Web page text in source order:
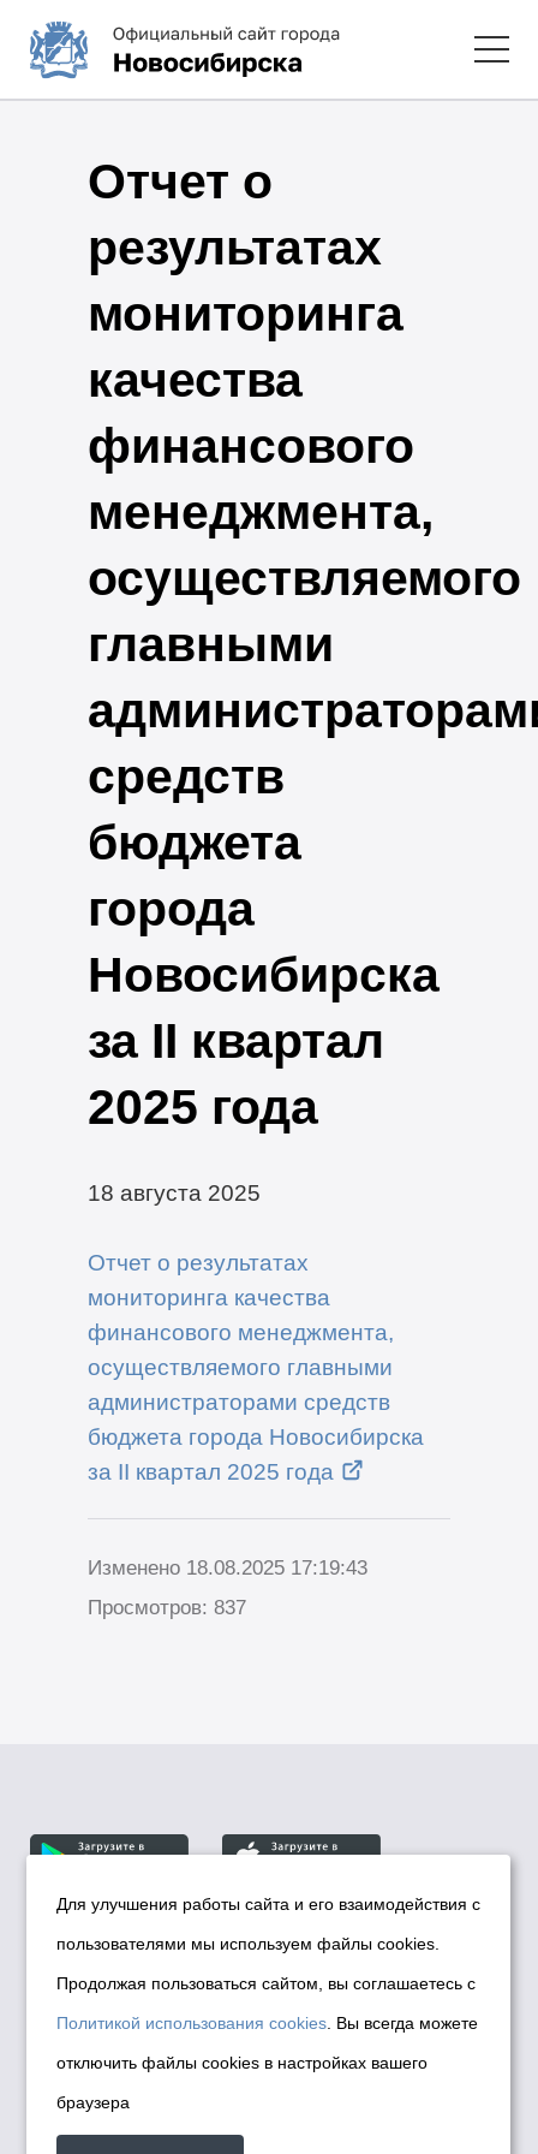
Отчет о
результатах
мониторинга
качества
финансового
менеджмента,
осуществляемого
главными
средств
бюджета
города
Новосибирска
за II квартал
2025 года
18 августа 2025
Отчет о результатах
мониторинга качества
финансового менеджмента,
осуществляемого главными
администраторами средств
бюджета города Новосибирска
за II квартал 2025 года
Изменено 18.08.2025 17:19:43
Просмотров: 837
© Департамент информационной политики мэрии
города Новосибирска, 2026
Политика использования Cookies
Политика по обработке персональных
данных в информационных системах
мэрии города Новосибирска
Для улучшения работы сайта и его взаимодействия с
пользователями мы используем файлы cookies.
Продолжая пользоваться сайтом, вы соглашаетесь с
Политикой использования cookies . Вы всегда можете
отключить файлы cookies в настройках вашего
браузера